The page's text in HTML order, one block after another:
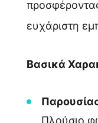
ευχάριστη
Βασικά